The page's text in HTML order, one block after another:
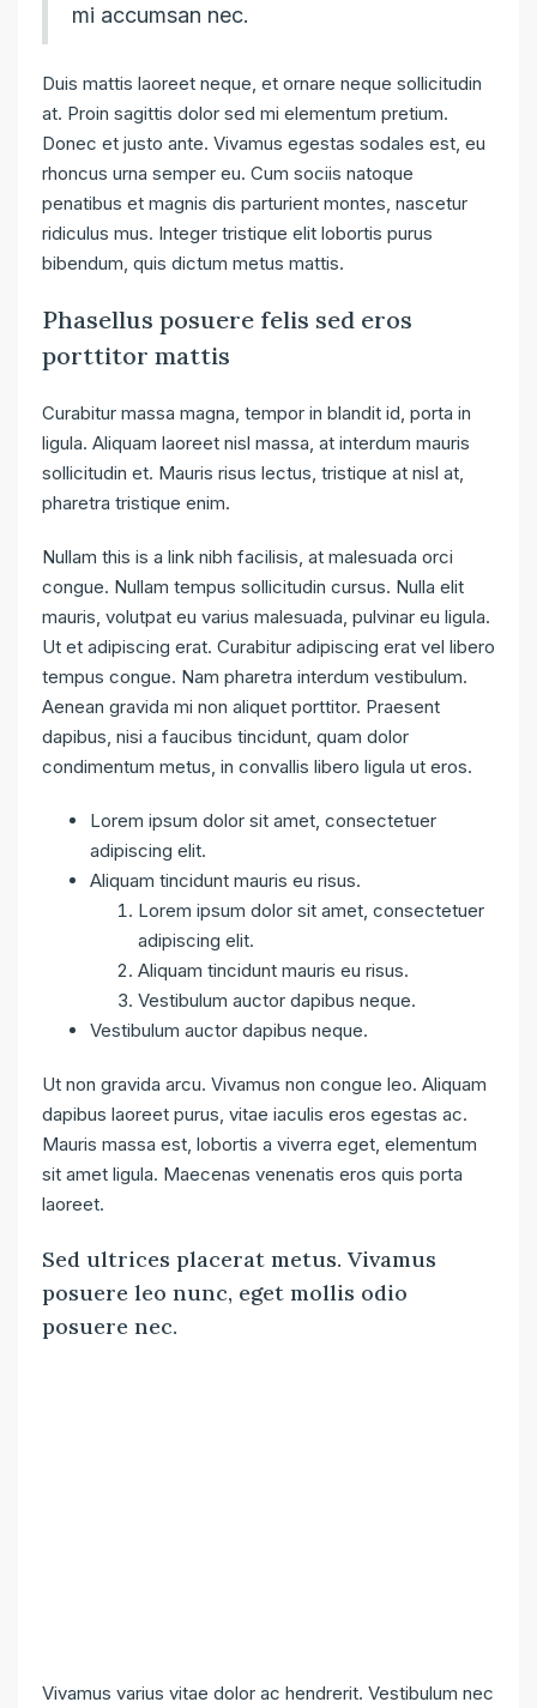
mi accumsan nec.
Duis mattis laoreet neque, et ornare neque sollicitudin
at. Proin sagittis dolor sed mi elementum pretium.
Donec et justo ante. Vivamus egestas sodales est, eu
rhoncus urna semper eu. Cum sociis natoque
penatibus et magnis dis parturient montes, nascetur
ridiculus mus. Integer tristique elit lobortis purus
bibendum, quis dictum metus mattis.
Phasellus posuere felis sed eros
porttitor mattis
Curabitur massa magna, tempor in blandit id, porta in
ligula. Aliquam laoreet nisl massa, at interdum mauris
sollicitudin et. Mauris risus lectus, tristique at nisl at,
pharetra tristique enim.
Nullam this is a link nibh facilisis, at malesuada orci
congue. Nullam tempus sollicitudin cursus. Nulla elit
mauris, volutpat eu varius malesuada, pulvinar eu ligula.
Ut et adipiscing erat. Curabitur adipiscing erat vel libero
tempus congue. Nam pharetra interdum vestibulum.
Aenean gravida mi non aliquet porttitor. Praesent
dapibus, nisi a faucibus tincidunt, quam dolor
condimentum metus, in convallis libero ligula ut eros.
Lorem ipsum dolor sit amet, consectetuer
adipiscing elit.
Aliquam tincidunt mauris eu risus.
Lorem ipsum dolor sit amet, consectetuer
adipiscing elit.
Aliquam tincidunt mauris eu risus.
Vestibulum auctor dapibus neque.
Vestibulum auctor dapibus neque.
Ut non gravida arcu. Vivamus non congue leo. Aliquam
dapibus laoreet purus, vitae iaculis eros egestas ac.
Mauris massa est, lobortis a viverra eget, elementum
sit amet ligula. Maecenas venenatis eros quis porta
laoreet.
Sed ultrices placerat metus. Vivamus
posuere leo nunc, eget mollis odio
posuere nec.
Vivamus varius vitae dolor ac hendrerit. Vestibulum nec